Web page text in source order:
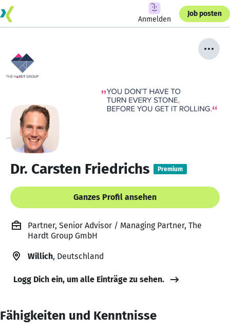
Anmelden
Job posten
Dr. Carsten Friedrichs Premium
Ganzes Profil ansehen
Partner, Senior Advisor / Managing Partner, The
Hardt Group GmbH
Willich, Deutschland
Logg Dich ein, um alle Einträge zu sehen.
Fähigkeiten und Kenntnisse